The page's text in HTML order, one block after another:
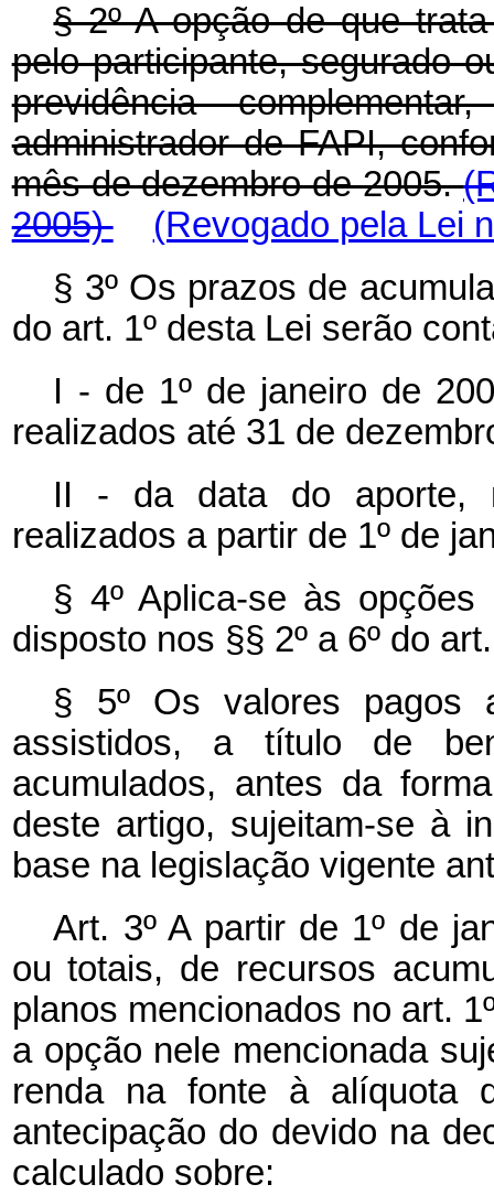
§ 2º A opção de que
pelo participante, segurado
previdência
administrador de FAPI,
mês de dezembro de 2005.
2005)
(Revogado pela Lei
§ 3º Os prazos de
do art. 1º desta Lei serão
I - de 1º de janeiro de
realizados até 31 de
II - da data do aporte,
realizados a partir de 1º de
§ 4º Aplica-se às
disposto nos §§ 2º a 6º do
§ 5º Os valores pagos
assistidos, a título de
acumulados, antes da
deste artigo, sujeitam-se à
base na legislação vigente
Art. 3º A partir de 1º de
ou totais, de recursos
planos mencionados no art.
a opção nele mencionada
renda na fonte à alíquota
antecipação do devido na
calculado sobre: